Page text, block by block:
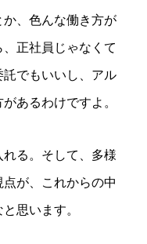
、色んな働き方が
正社員じゃなくて
託でもいいし、アル
あるわけですよ。
る。そして、多様
が、これからの中
思います。